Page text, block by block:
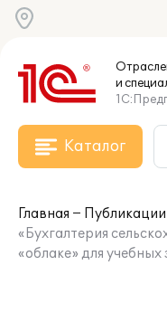
и
Каталог
Главная
Публикации
«Бухгалтерия
«облаке» для учебных